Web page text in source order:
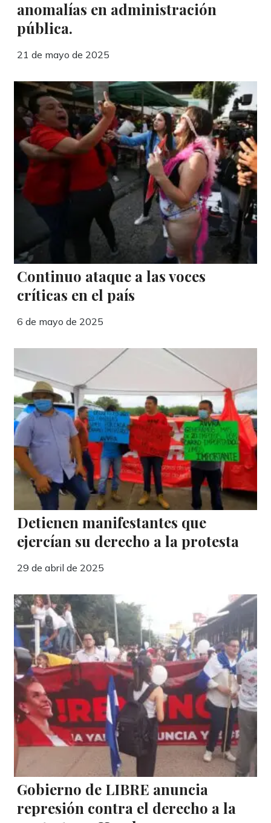
anomalías en administración
pública.
21 de mayo de 2025
Continuo ataque a las voces
críticas en el país
6 de mayo de 2025
Detienen manifestantes que
ejercían su derecho a la protesta
29 de abril de 2025
Gobierno de LIBRE anuncia
represión contra el derecho a la